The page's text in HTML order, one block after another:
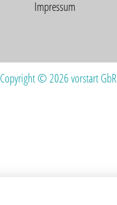
Impressum
Copyright © 2026 vorstart GbR